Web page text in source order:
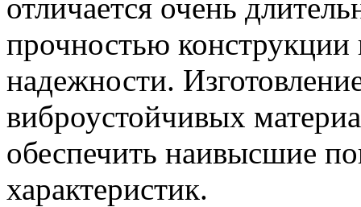
отличается очень
прочностью
надежности.
виброустойчивых
обеспечить наивысшие
характеристик.